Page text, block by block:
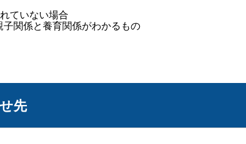
ていない場合
関係と養育関係がわかるもの
先